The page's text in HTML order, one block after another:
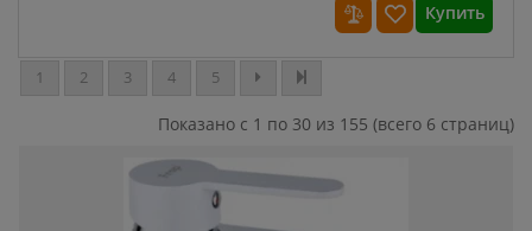
Купить
1 2 3 4 5
Показано с 1 по 30 из 155 (всего 6 страниц)